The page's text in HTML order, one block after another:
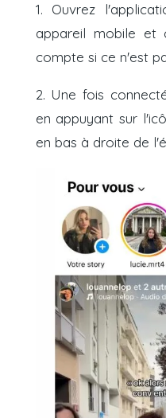
1. Ouvrez
appareil mobile et
compte si ce n'est
2. Une fois
en appuyant sur
en bas à droite de